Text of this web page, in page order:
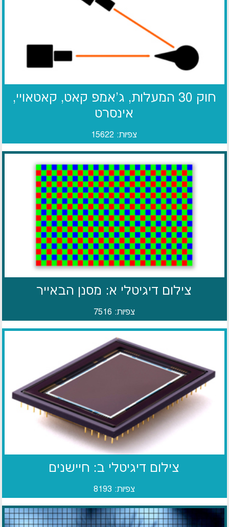
חוק 30 המעלות, ג'אמפ קאט, קאטאויי,
אינסרט
צפיות: 15622
צילום דיגיטלי א: מסנן הבאייר
צפיות: 7516
צילום דיגיטלי ב: חיישנים
צפיות: 8193